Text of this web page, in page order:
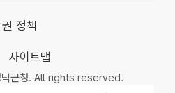
정책
사이트맵
군청. All rights reserved.